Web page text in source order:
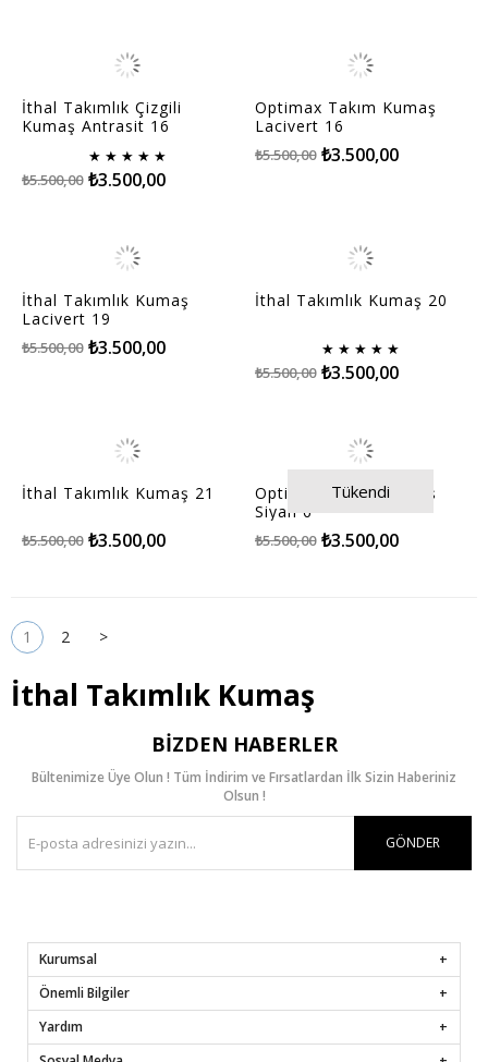
İthal Takımlık Çizgili
Kumaş Antrasit 16
★ ★ ★ ★ ★
₺3.500,00
₺5.500,00
Optimax Takım Kumaş
Lacivert 16
₺3.500,00
₺5.500,00
İthal Takımlık Kumaş
Lacivert 19
₺3.500,00
₺5.500,00
İthal Takımlık Kumaş 20
★ ★ ★ ★ ★
₺3.500,00
₺5.500,00
İthal Takımlık Kumaş 21
₺3.500,00
₺5.500,00
Tükendi
Optimax Takım Kumaş
Siyah 6
₺3.500,00
₺5.500,00
1 2 >
İthal Takımlık Kumaş
BIZDEN HABERLER
Bültenimize Üye Olun ! Tüm İndirim ve Fırsatlardan İlk Sizin Haberiniz
Olsun !
GÖNDER
Kurumsal
Önemli Bilgiler
Yardım